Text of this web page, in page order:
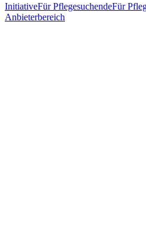
InitiativeFür PflegesuchendeFür
Anbieterbereich